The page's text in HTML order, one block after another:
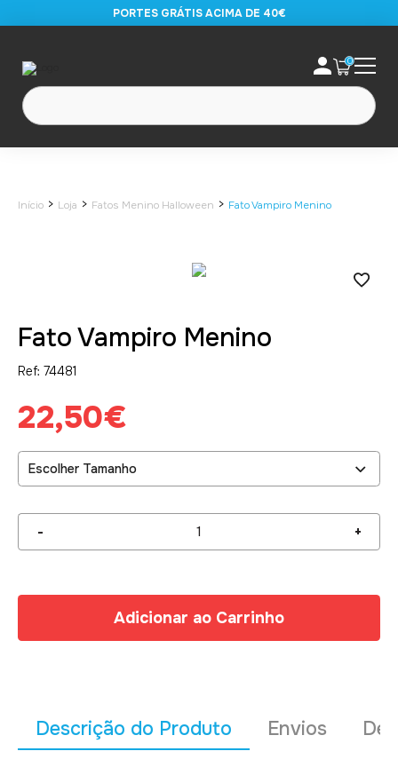
PORTES GRÁTIS ACIMA DE 40€
0
Início > Loja > Fatos Menino Halloween > Fato Vampiro Menino
Fato Vampiro Menino
Ref: 74481
22,50€
Escolher Tamanho
Adicionar ao Carrinho
Descrição do Produto Envios